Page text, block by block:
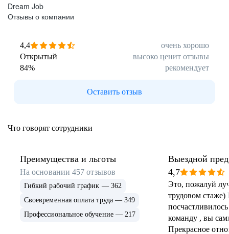
Dream Job
Отзывы о компании
4,4
очень хорошо
Открытый
высоко ценит отзывы
84% рекомендует
Оставить отзыв
Что говорят сотрудники
Преимущества и льготы
На основании457 отзывов
Гибкий рабочий график — 362
Своевременная оплата труда — 349
Профессиональное обучение — 217
Выездной
4,7
Это, пожалуй
трудовом стаже)
команду , вы
Прекрасное